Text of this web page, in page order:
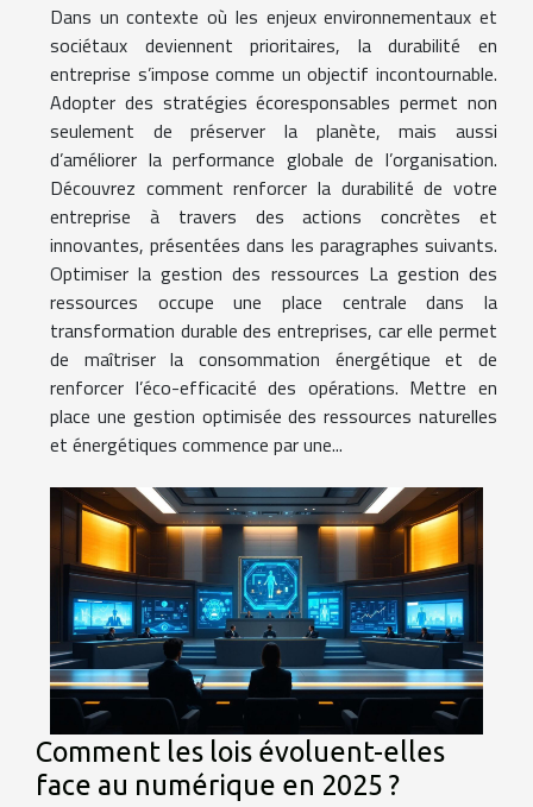
Dans un contexte où les enjeux environnementaux et
sociétaux deviennent prioritaires, la durabilité en
entreprise s’impose comme un objectif incontournable.
Adopter des stratégies écoresponsables permet non
seulement de préserver la planète, mais aussi
d’améliorer la performance globale de l’organisation.
Découvrez comment renforcer la durabilité de votre
entreprise à travers des actions concrètes et
innovantes, présentées dans les paragraphes suivants.
Optimiser la gestion des ressources La gestion des
ressources occupe une place centrale dans la
transformation durable des entreprises, car elle permet
de maîtriser la consommation énergétique et de
renforcer l’éco-efficacité des opérations. Mettre en
place une gestion optimisée des ressources naturelles
et énergétiques commence par une...
Comment les lois évoluent-elles
face au numérique en 2025 ?